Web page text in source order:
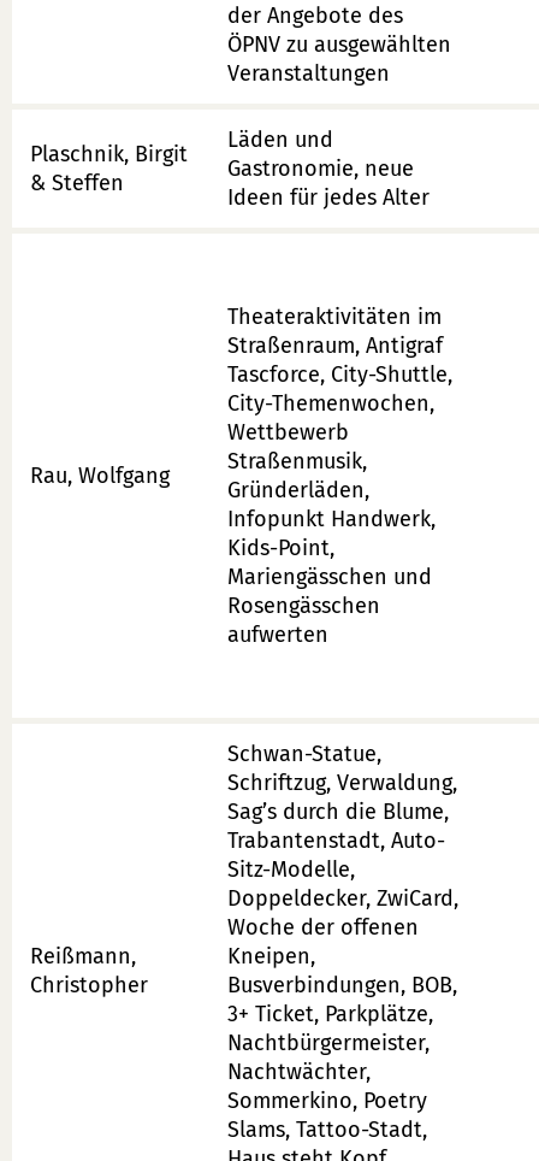
der Angebote des
ÖPNV zu ausgewählten
Veranstaltungen
Plaschnik, Birgit
& Steffen
Läden und
Gastronomie, neue
Ideen für jedes Alter
Rau, Wolfgang
Theateraktivitäten im
Straßenraum, Antigraf
Tascforce, City-Shuttle,
City-Themenwochen,
Wettbewerb
Straßenmusik,
Gründerläden,
Infopunkt Handwerk,
Kids-Point,
Mariengässchen und
Rosengässchen
aufwerten
Reißmann,
Christopher
Schwan-Statue,
Schriftzug, Verwaldung,
Sag’s durch die Blume,
Trabantenstadt, Auto-
Sitz-Modelle,
Doppeldecker, ZwiCard,
Woche der offenen
Kneipen,
Busverbindungen, BOB,
3+ Ticket, Parkplätze,
Nachtbürgermeister,
Nachtwächter,
Sommerkino, Poetry
Slams, Tattoo-Stadt,